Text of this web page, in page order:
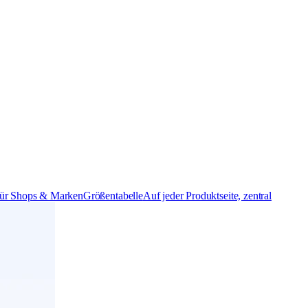
Shops & MarkenGrößentabelleAuf jeder Produktseite, zentral